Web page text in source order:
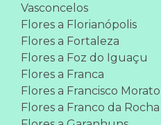
Vasconcelos
Flores a Florianópolis
Flores a Fortaleza
Flores a Foz do Iguaçu
Flores a Franca
Flores a Francisco Morato
Flores a Franco da Rocha